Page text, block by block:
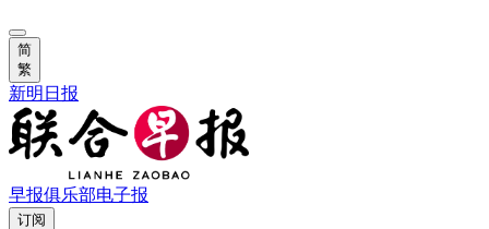
简
繁
新明日报
早报俱乐部电子报
订阅